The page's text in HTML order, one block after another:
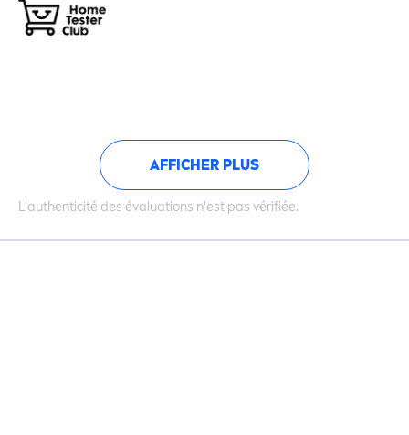
AFFICHER PLUS
L'authenticité des évaluations n'est pas vérifiée.